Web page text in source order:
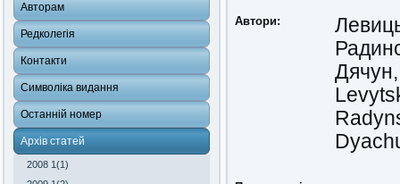
Авторам
Редколегія
Контакти
Символіка видання
Останній номер
Архів статей
2008 1(1)
Автори: